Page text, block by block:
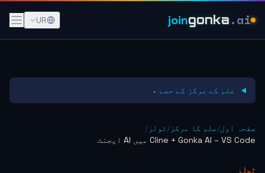
joingonka .ai
UR
علم کے مرکز کے حصے ▾
صفحہ اول/علم کا مرکز /ٹولز /
Cline + Gonka AI – VS Code میں AI ایجنٹ
ٹولز